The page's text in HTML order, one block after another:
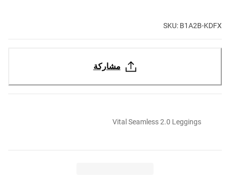
SKU: B1A2B-KDFX
مشاركة
Vital Seamless 2.0 Leggings